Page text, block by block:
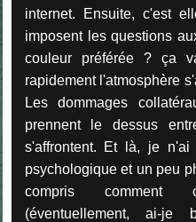
internet. Ensuite, c'est
imposent les questions
couleur préférée ? ça
rapidement l'atmosphère
Les dommages
prennent le dessus
s'affrontent. Et là, je n'ai
psychologique et un peu
compris comment
(éventuellement, ai-